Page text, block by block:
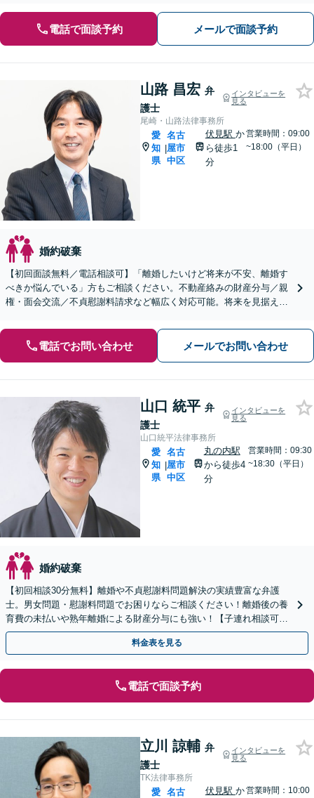
電話で面談予約 メールで面談予約
山路 昌宏 弁
護士
インタビューを
見る
尾崎・山路法律事務所
愛
知
県
|
名古
屋市
中区
伏見駅 か
ら徒歩1
分
営業時間：09:00
~18:00（平日）
婚約破棄
【初回面談無料／電話相談可】「離婚したいけど将来が不安、離婚す
べきか悩んでいる」方もご相談ください。不動産絡みの財産分与／親
権・面会交流／不貞慰謝料請求など幅広く対応可能。将来を見据えた
電話でお問い合わせ メールでお問い合わせ
山口 統平 弁
護士
インタビューを
見る
山口統平法律事務所
愛
知
県
|
名古
屋市
中区
丸の内駅
から徒歩4
分
営業時間：09:30
~18:30（平日）
婚約破棄
【初回相談30分無料】離婚や不貞慰謝料問題解決の実績豊富な弁護
士。男女問題・慰謝料問題でお困りならご相談ください！離婚後の養
育費の未払いや熟年離婚による財産分与にも強い！【子連れ相談可】
【完全個室】【名古屋市「丸の内」駅4分】
料金表を見る
電話で面談予約
立川 諒輔 弁
護士
インタビューを
見る
TK法律事務所
愛
名古
伏見駅 か営業時間：10:00